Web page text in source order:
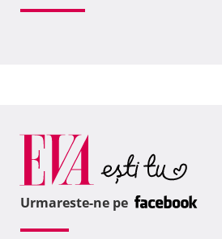
Urmareste-ne pe